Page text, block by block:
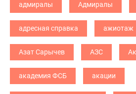
адмиралы Адмиралы
адресная справка ажиотаж
Азат Сарычев АЗС
академия ФСБ акации